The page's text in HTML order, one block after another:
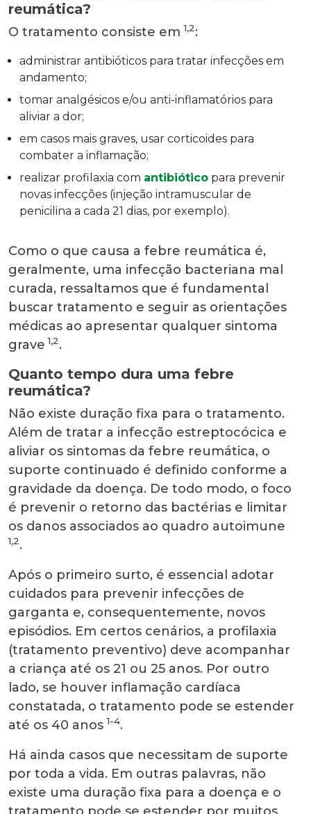
reumática?
O tratamento consiste em 1,2:
administrar antibióticos para tratar infecções em
andamento;
tomar analgésicos e/ou anti-inflamatórios para
aliviar a dor;
em casos mais graves, usar corticoides para
combater a inflamação;
realizar profilaxia com antibiótico para prevenir
novas infecções (injeção intramuscular de
penicilina a cada 21 dias, por exemplo).
Como o que causa a febre reumática é,
geralmente, uma infecção bacteriana mal
curada, ressaltamos que é fundamental
buscar tratamento e seguir as orientações
médicas ao apresentar qualquer sintoma
grave 1,2.
Quanto tempo dura uma febre
reumática?
Não existe duração fixa para o tratamento.
Além de tratar a infecção estreptocócica e
aliviar os sintomas da febre reumática, o
suporte continuado é definido conforme a
gravidade da doença. De todo modo, o foco
é prevenir o retorno das bactérias e limitar
os danos associados ao quadro autoimune
1,2.
Após o primeiro surto, é essencial adotar
cuidados para prevenir infecções de
garganta e, consequentemente, novos
episódios. Em certos cenários, a profilaxia
(tratamento preventivo) deve acompanhar
a criança até os 21 ou 25 anos. Por outro
lado, se houver inflamação cardíaca
constatada, o tratamento pode se estender
até os 40 anos 1-4.
Há ainda casos que necessitam de suporte
por toda a vida. Em outras palavras, não
existe uma duração fixa para a doença e o